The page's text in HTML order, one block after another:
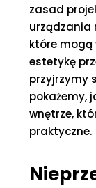
zasad
urządzania
które mogą
estetykę
przyjrzymy
pokażemy,
wnętrze,
praktyczne.